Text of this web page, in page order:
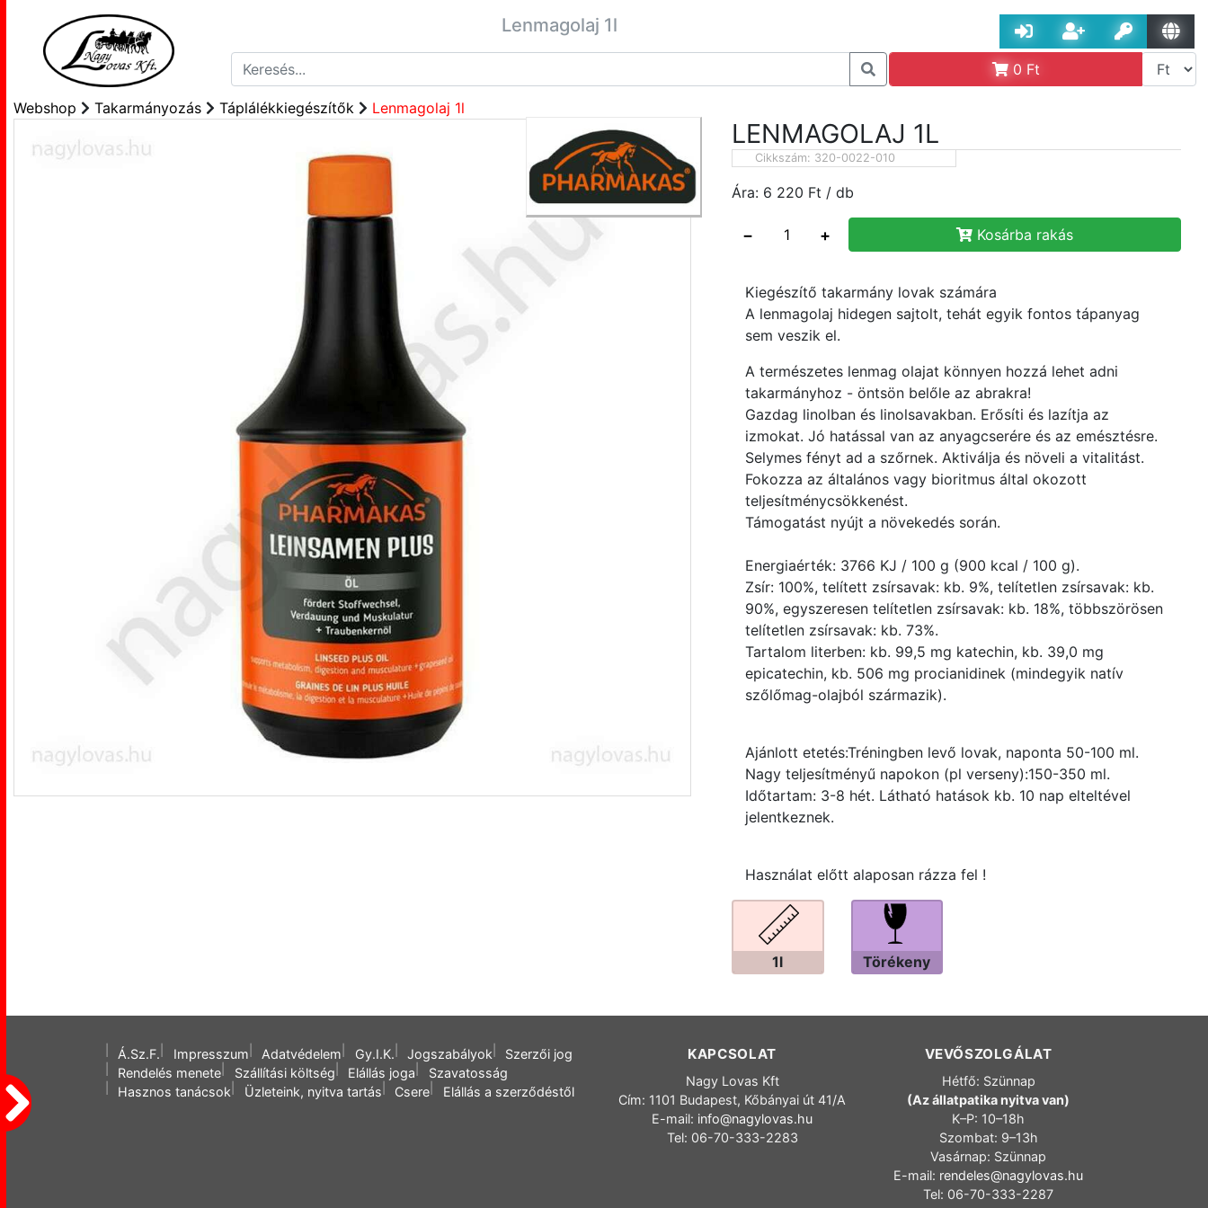
Lenmagolaj 1l
0 Ft
Webshop Takarmányozás Táplálékkiegészítők Lenmagolaj 1l
LENMAGOLAJ 1L
Cikkszám: 320-0022-010
Ára: 6 220 Ft / db
− + Kosárba rakás
Kiegészítő takarmány lovak számára
A lenmagolaj hidegen sajtolt, tehát egyik fontos tápanyag
sem veszik el.
A természetes lenmag olajat könnyen hozzá lehet adni
takarmányhoz - öntsön belőle az abrakra!
Gazdag linolban és linolsavakban. Erősíti és lazítja az
izmokat. Jó hatással van az anyagcserére és az emésztésre.
Selymes fényt ad a szőrnek. Aktiválja és növeli a vitalitást.
Fokozza az általános vagy bioritmus által okozott
teljesítménycsökkenést.
Támogatást nyújt a növekedés során.
Energiaérték: 3766 KJ / 100 g (900 kcal / 100 g).
Zsír: 100%, telített zsírsavak: kb. 9%, telítetlen zsírsavak: kb.
90%, egyszeresen telítetlen zsírsavak: kb. 18%, többszörösen
telítetlen zsírsavak: kb. 73%.
Tartalom literben: kb. 99,5 mg katechin, kb. 39,0 mg
epicatechin, kb. 506 mg procianidinek (mindegyik natív
szőlőmag-olajból származik).
Ajánlott etetés:Tréningben levő lovak, naponta 50-100 ml.
Nagy teljesítményű napokon (pl verseny):150-350 ml.
Időtartam: 3-8 hét. Látható hatások kb. 10 nap elteltével
jelentkeznek.
Használat előtt alaposan rázza fel !
1l Törékeny
Á.Sz.F. Impresszum Adatvédelem Gy.I.K. Jogszabályok
Szerzői jog
Rendelés menete
Szállítási költség Elállás joga
Szavatosság
Hasznos tanácsok
Üzleteink, nyitva tartás Csere Elállás a szerződéstől
KAPCSOLAT
Nagy Lovas Kft
Cím: 1101 Budapest, Kőbányai út 41/A
E-mail: info@nagylovas.hu
Tel: 06-70-333-2283
VEVŐSZOLGÁLAT
Hétfő: Szünnap
(Az állatpatika nyitva van)
K–P: 10–18h
Szombat: 9–13h
Vasárnap: Szünnap
E-mail: rendeles@nagylovas.hu
Tel: 06-70-333-2287